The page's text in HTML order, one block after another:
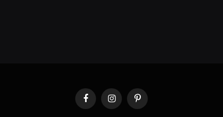
FacebookInstagramPinterest